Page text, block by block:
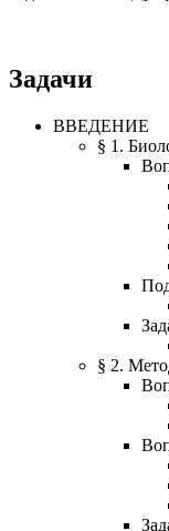
Задачи
ВВЕДЕНИЕ
§ 1.
§ 2.